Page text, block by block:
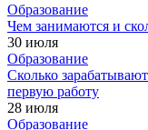
Образование
Чем занимаются и
30 июля
Образование
Сколько
первую работу
28 июля
Образование